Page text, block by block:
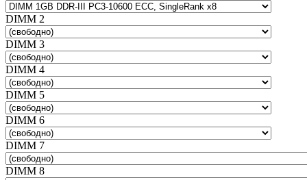
DIMM 2
DIMM 3
DIMM 4
DIMM 5
DIMM 6
DIMM 7
DIMM 8